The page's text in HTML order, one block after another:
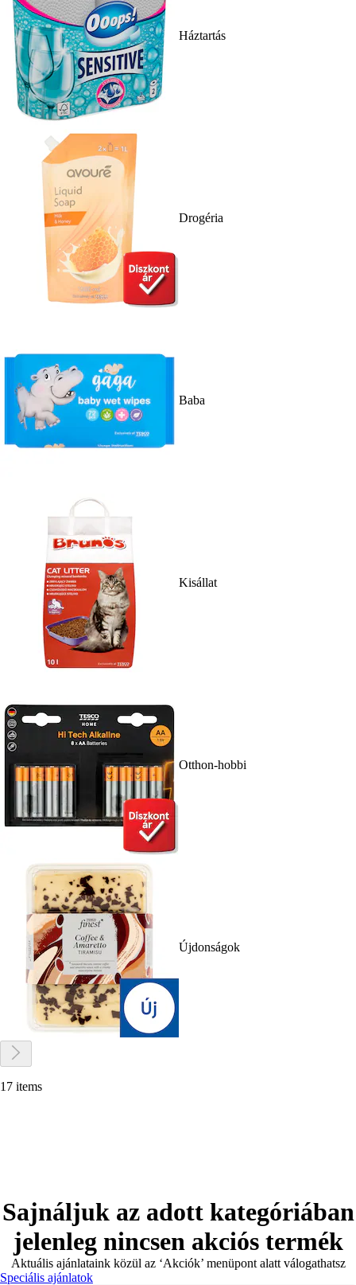
Háztartás
Drogéria
Baba
Kisállat
Otthon-hobbi
Újdonságok
17 items
Sajnáljuk az adott kategóriában
jelenleg nincsen akciós termék
Aktuális ajánlataink közül az ‘Akciók’ menüpont alatt válogathatsz
Speciális ajánlatok